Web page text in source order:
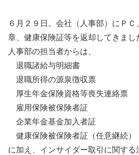
６月２９日。会社（人事部）にＰ
章、健康保険証等を返却してきまし
人事部の担当者からは、
退職諸給与明細書
退職所得の源泉徴収票
厚生年金保険資格等喪失連絡票
雇用保険被保険者証
企業年金基金加入者証
健康保険被保険者証（任意継続）
に加え、インサイダー取引に関す